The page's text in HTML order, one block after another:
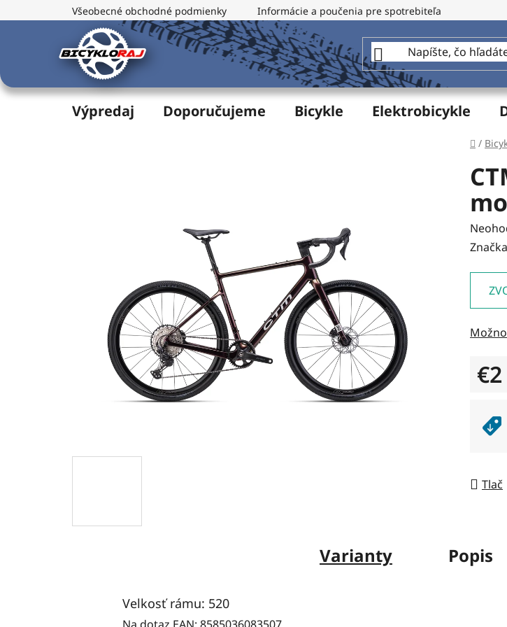
na
Všeobecné obchodné podmienky Informácie a poučenia pre spotrebiteľa
Výpredaj Doporučujeme Bicykle Elektrobicykle
Domov
/
5
Tlač
Varianty Popis
Velkosť rámu: 520
Na dotaz EAN: 8585036083507